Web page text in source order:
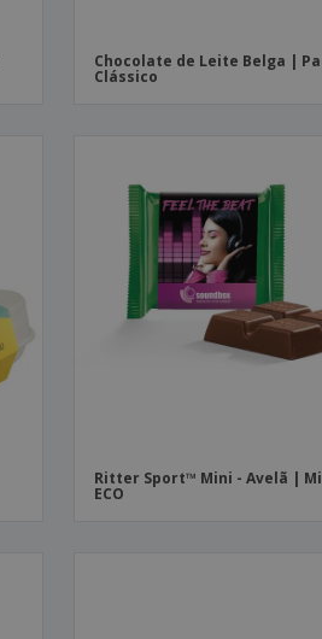
Chocolate de Leite Belga |
Clássico
Ritter Sport™ Mini - Avelã |
ECO